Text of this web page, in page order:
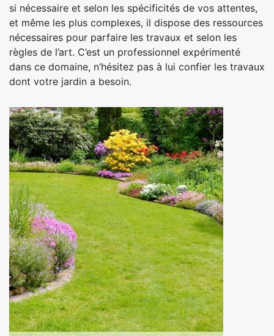
si nécessaire et selon les spécificités de vos attentes,
et même les plus complexes, il dispose des ressources
nécessaires pour parfaire les travaux et selon les
règles de l’art. C’est un professionnel expérimenté
dans ce domaine, n’hésitez pas à lui confier les travaux
dont votre jardin a besoin.